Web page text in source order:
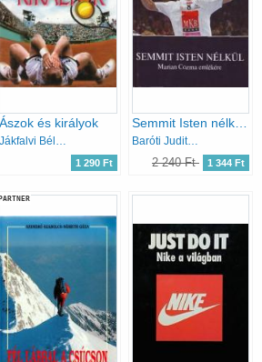
Ászok és királyok
1 290 Ft
Semmit Isten nélkül - Marian Cozma emlékére
Baróti Judit; Darcsi István; Donát Tamás
2 240 Ft 1 344 Ft
PARTNER